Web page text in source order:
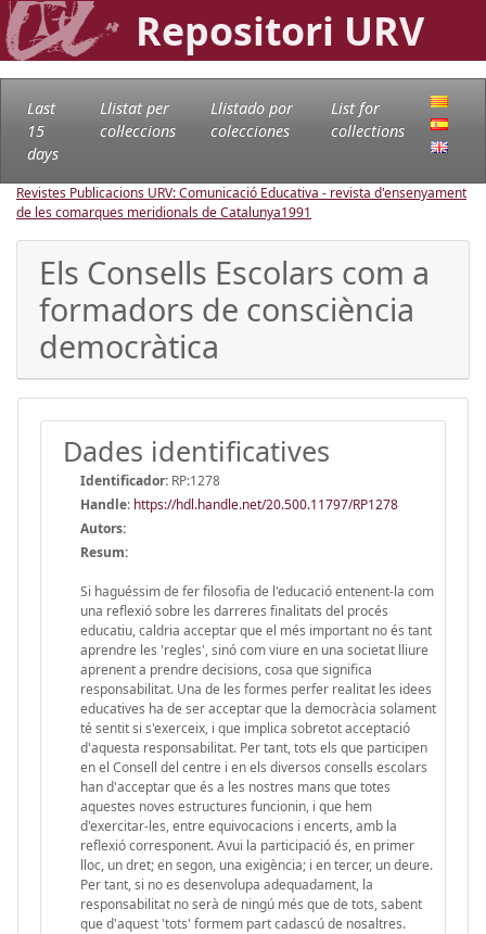
Repositori URV
Last
15
days
Llistat per
col·leccions
Llistado por
colecciones
List for
collections
Revistes Publicacions URV: Comunicació Educativa - revista d'ensenyament
de les comarques meridionals de Catalunya1991
Els Consells Escolars com a
formadors de consciència
democràtica
Dades identificatives
Identificador: RP:1278
Handle: https://hdl.handle.net/20.500.11797/RP1278
Autors:
Resum:
Si haguéssim de fer filosofia de l'educació entenent-la com
una reflexió sobre les darreres finalitats del procés
educatiu, caldria acceptar que el més important no és tant
aprendre les 'regles', sinó com viure en una societat lliure
aprenent a prendre decisions, cosa que significa
responsabilitat. Una de les formes perfer realitat les idees
educatives ha de ser acceptar que la democràcia solament
té sentit si s'exerceix, i que implica sobretot acceptació
d'aquesta responsabilitat. Per tant, tots els que participen
en el Consell del centre i en els diversos consells escolars
han d'acceptar que és a les nostres mans que totes
aquestes noves estructures funcionin, i que hem
d'exercitar-les, entre equivocacions i encerts, amb la
reflexió corresponent. Avui la participació és, en primer
lloc, un dret; en segon, una exigència; i en tercer, un deure.
Per tant, si no es desenvolupa adequadament, la
responsabilitat no serà de ningú més que de tots, sabent
que d'aquest 'tots' formem part cadascú de nosaltres.